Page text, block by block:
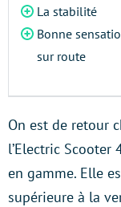
La stabilité
Bonne
sur route
On est de retour
l’Electric Scooter
en gamme. Elle
supérieure à la